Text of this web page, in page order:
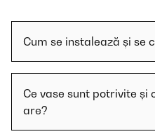
Cum se instalează și se
Ce vase sunt potrivite și
are?